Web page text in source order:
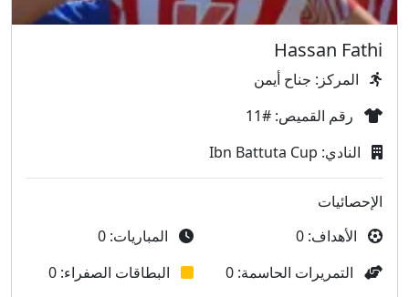
Hassan Fathi
المركز: جناح أيمن
رقم القميص: #11
النادي: Ibn Battuta Cup
الإحصائيات
الأهداف: 0
التمريرات الحاسمة: 0
المباريات: 0
البطاقات الصفراء: 0